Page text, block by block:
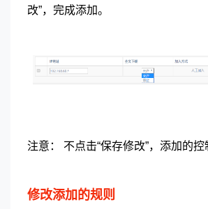
改”，完成添加。
注意： 不点击“保存修改”，添加的控
修改添加的规则